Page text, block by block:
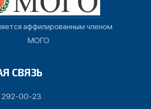
аффилированным членом
МОГО
СВЯЗЬ
292-00-23